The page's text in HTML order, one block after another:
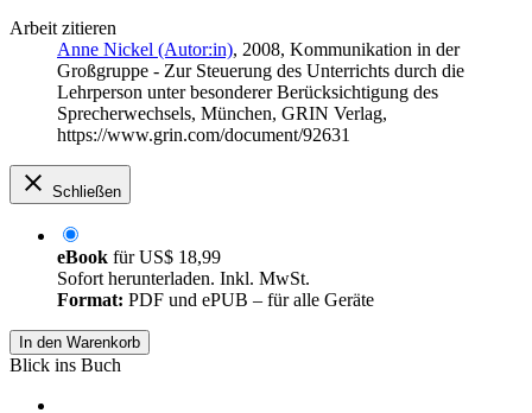
Arbeit zitieren
Anne Nickel (Autor:in), 2008, Kommunikation in der
Großgruppe - Zur Steuerung des Unterrichts durch die
Lehrperson unter besonderer Berücksichtigung des
Sprecherwechsels, München, GRIN Verlag,
https://www.grin.com/document/92631
Schließen
eBook fürUS$ 18,99
Sofort herunterladen. Inkl. MwSt.
Format: PDF und ePUB – für alle Geräte
In den Warenkorb
Blick ins Buch